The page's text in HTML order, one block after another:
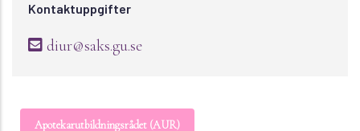
Kontaktuppgifter
diur@saks.gu.se
Apotekarutbildningsrådet (AUR)